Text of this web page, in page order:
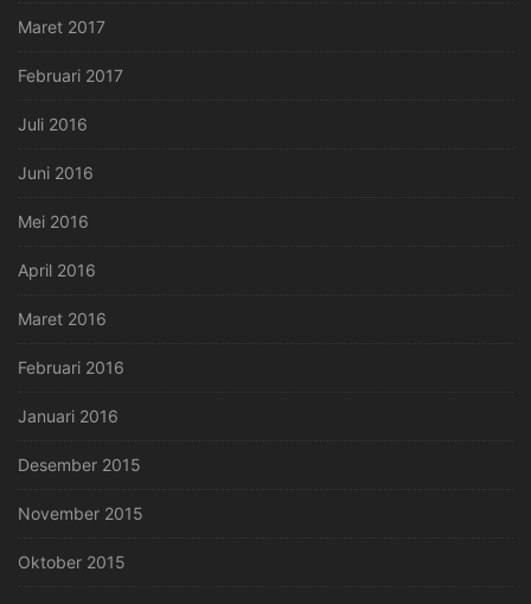
Maret 2017
Februari 2017
Juli 2016
Juni 2016
Mei 2016
April 2016
Maret 2016
Februari 2016
Januari 2016
Desember 2015
November 2015
Oktober 2015